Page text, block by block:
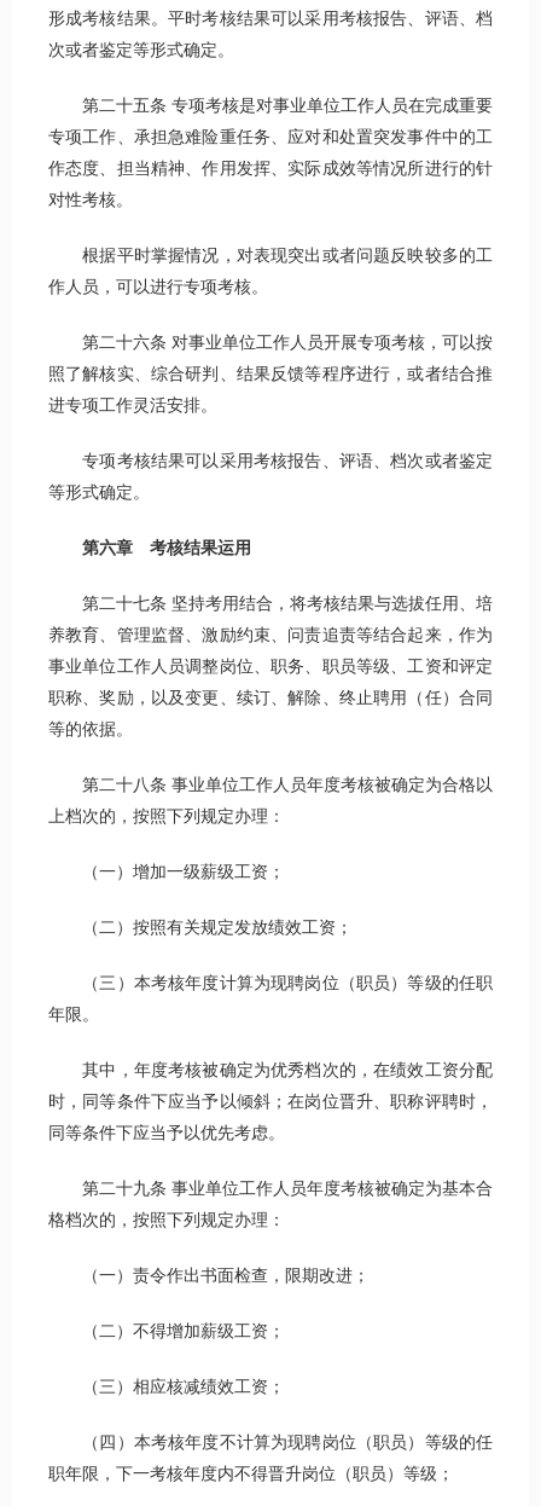
形成考核结果。平时考核结果可以采用考核报告、评语、档
次或者鉴定等形式确定。
第二十五条 专项考核是对事业单位工作人员在完成重要
专项工作、承担急难险重任务、应对和处置突发事件中的工
作态度、担当精神、作用发挥、实际成效等情况所进行的针
对性考核。
根据平时掌握情况，对表现突出或者问题反映较多的工
作人员，可以进行专项考核。
第二十六条 对事业单位工作人员开展专项考核，可以按
照了解核实、综合研判、结果反馈等程序进行，或者结合推
进专项工作灵活安排。
专项考核结果可以采用考核报告、评语、档次或者鉴定
等形式确定。
第六章 考核结果运用
第二十七条 坚持考用结合，将考核结果与选拔任用、培
养教育、管理监督、激励约束、问责追责等结合起来，作为
事业单位工作人员调整岗位、职务、职员等级、工资和评定
职称、奖励，以及变更、续订、解除、终止聘用（任）合同
等的依据。
第二十八条 事业单位工作人员年度考核被确定为合格以
上档次的，按照下列规定办理：
（一）增加一级薪级工资；
（二）按照有关规定发放绩效工资；
（三）本考核年度计算为现聘岗位（职员）等级的任职
年限。
其中，年度考核被确定为优秀档次的，在绩效工资分配
时，同等条件下应当予以倾斜；在岗位晋升、职称评聘时，
同等条件下应当予以优先考虑。
第二十九条 事业单位工作人员年度考核被确定为基本合
格档次的，按照下列规定办理：
（一）责令作出书面检查，限期改进；
（二）不得增加薪级工资；
（三）相应核减绩效工资；
（四）本考核年度不计算为现聘岗位（职员）等级的任
职年限，下一考核年度内不得晋升岗位（职员）等级；